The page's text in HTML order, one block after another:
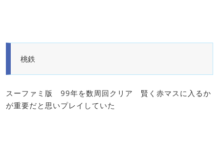
桃鉄
スーファミ版 99年を数周回クリア 賢く赤マスに入るか
が重要だと思いプレイしていた